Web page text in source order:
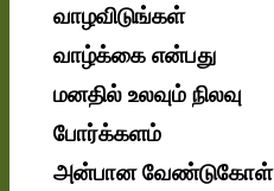
வாழவிடுங்கள்
வாழ்க்கை என்பது
மனதில் உலவும் நிலவு
போர்க்களம்
அன்பான வேண்டுகோள்